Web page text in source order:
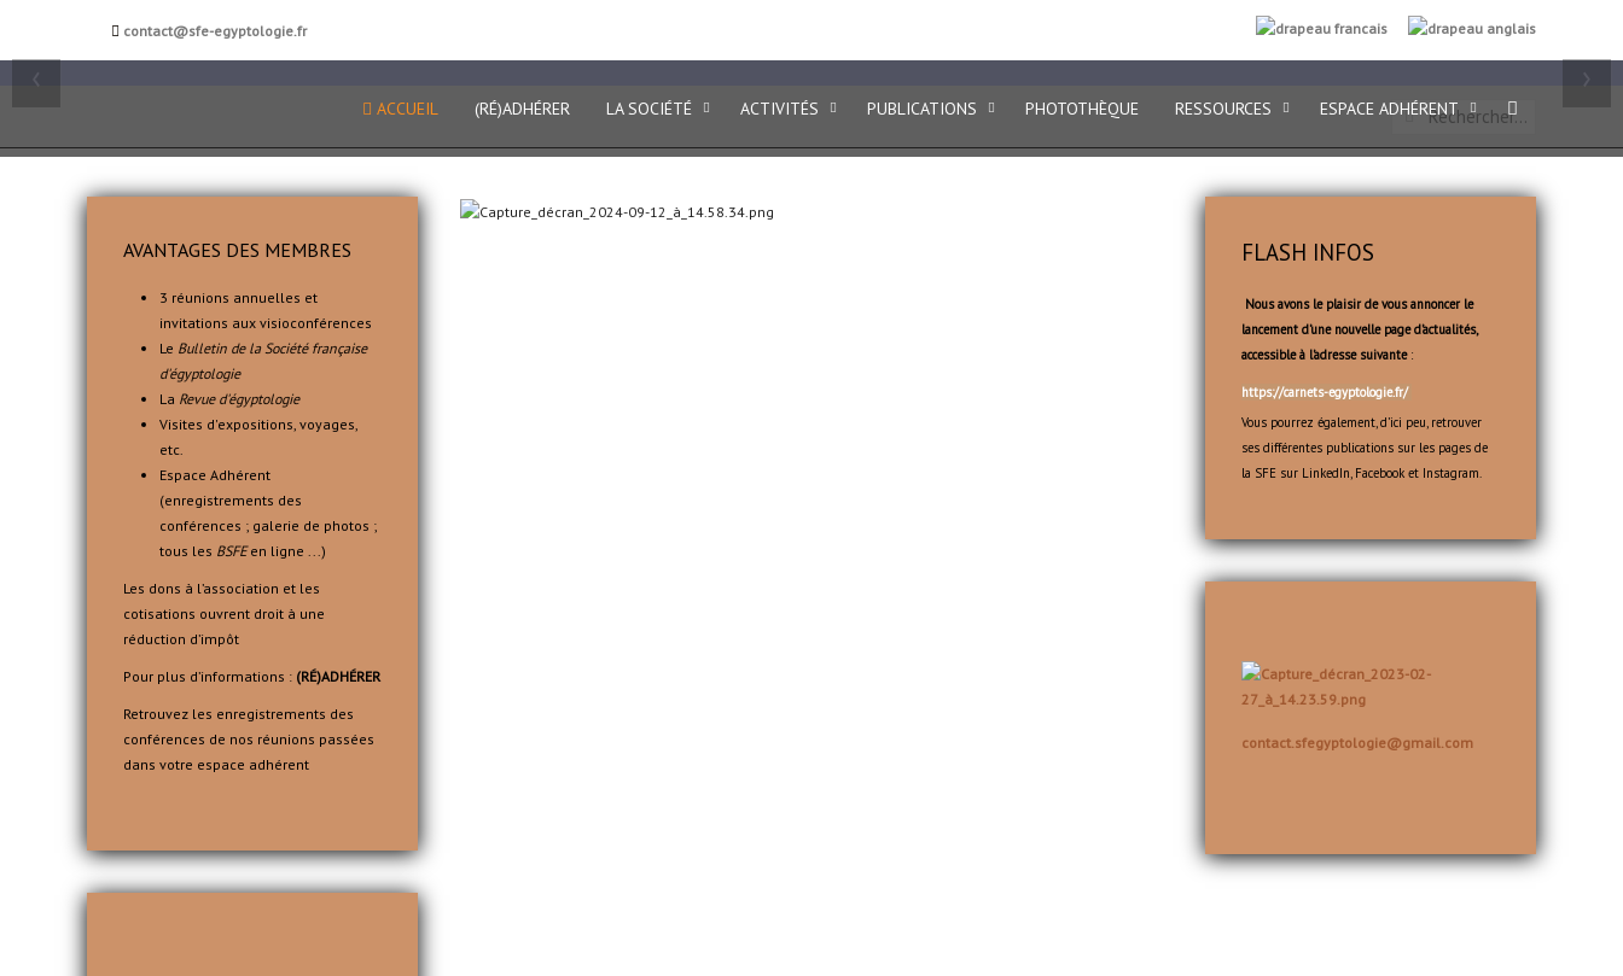
contact@sfe-egyptologie.fr
ACCUEIL (RÉ)ADHÉRER LA SOCIÉTÉ ACTIVITÉS PUBLICATIONS PHOTOTHÈQUE RESSOURCES ESPACE ADHÉRENT
›
‹
AVANTAGES DES MEMBRES
3 réunions annuelles et
invitations aux visioconférences
Le Bulletin de la Société française
d'égyptologie
La Revue d'égyptologie
Visites d'expositions, voyages,
etc.
Espace Adhérent
(enregistrements des
conférences ; galerie de photos ;
tous les BSFEen ligne ...)
Les dons à l’association et les
cotisations ouvrent droit à une
réduction d’impôt
Pour plus d’informations : (RÉ)ADHÉRER
Retrouvez les enregistrements des
conférences de nos réunions passées
dans votre espace adhérent
FLASH INFOS
Nous avons le plaisir de vous annoncer le
lancement d’une nouvelle page d’actualités,
accessible à l’adresse suivante:
https://carnets-egyptologie.fr/
Vous pourrez également, d’ici peu, retrouver
ses différentes publications sur les pages de
la SFE sur LinkedIn, Facebook et Instagram.
contact.sfegyptologie@gmail.com